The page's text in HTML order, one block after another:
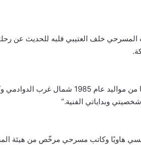
خلف العتيبي قلبه للحديث عن رحلته
يعرّف خلف العتيبي نفسه قائلًا: “أنا من
وبداياتي الفنية.”
هاويًا وكاتب مسرحي مرخّص من هيئة